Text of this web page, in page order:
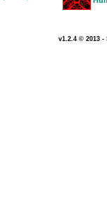
v1.2.4 © 2013